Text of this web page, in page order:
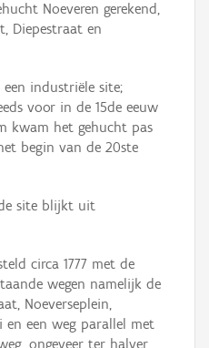
Noeveren gerekend,
Diepestraat en
industriële site;
voor in de 15de eeuw
kwam het gehucht pas
begin van de 20ste
site blijkt uit
circa 1777 met de
wegen namelijk de
Noeverseplein,
en een weg parallel met
ongeveer ter halver